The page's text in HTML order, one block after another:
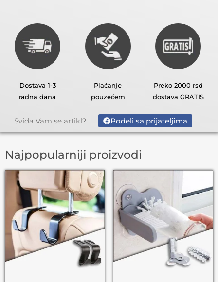
Dostava 1-3
radna dana
Plaćanje
pouzećem
Preko 2000 rsd
dostava GRATIS
Sviđa Vam se artikl? Podeli sa prijateljima
Najpopularniji proizvodi